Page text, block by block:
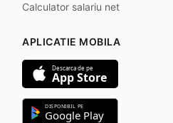
Calculator salariu net
APLICATIE MOBILA
Descarca de pe
App Store
DISPONIBIL PE
Google Play